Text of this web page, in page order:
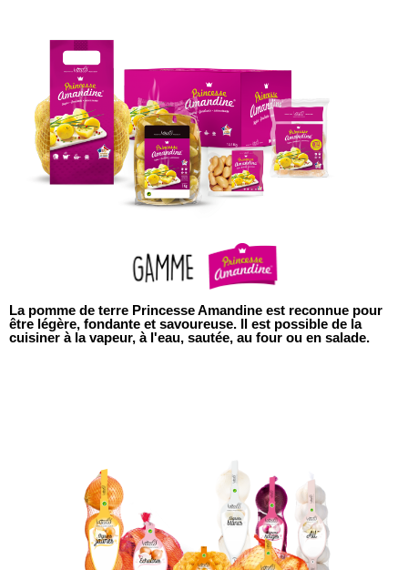
La pomme de terre Princesse Amandine est reconnue pour
être légère, fondante et savoureuse. Il est possible de la
cuisiner à la vapeur, à l'eau, sautée, au four ou en salade.